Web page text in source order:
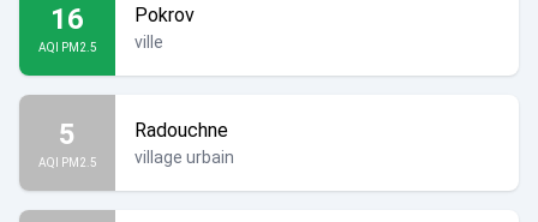
16
AQI PM2.5
Pokrov
ville
5
AQI PM2.5
Radouchne
village urbain